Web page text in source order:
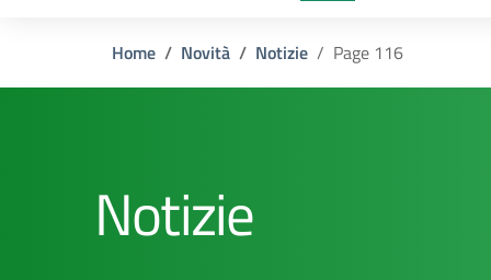
Home Novità Notizie Page 116
Notizie